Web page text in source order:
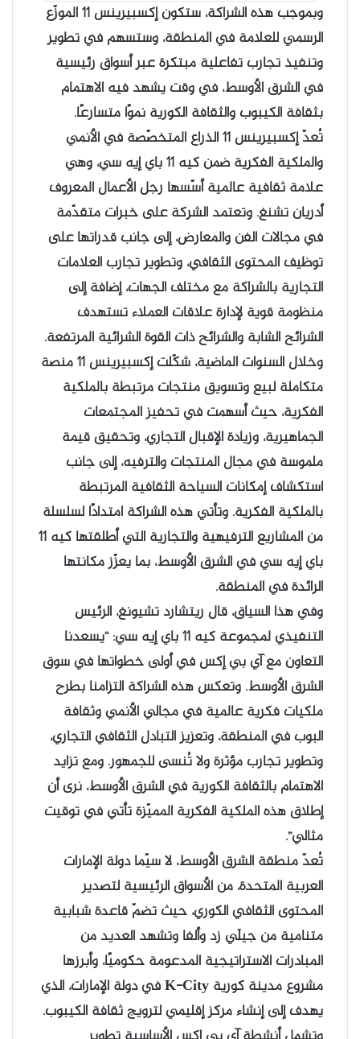
وبموجب هذه الشراكة، ستكون إكسبيرينس 11 الموزّع
الرسمي للعلامة في المنطقة، وستسهم في تطوير
وتنفيذ تجارب تفاعلية مبتكرة عبر أسواق رئيسية
في الشرق الأوسط، في وقت يشهد فيه الاهتمام
بثقافة الكيبوب والثقافة الكورية نموًا متسارعًا.
تُعدّ إكسبيرينس 11 الذراع المتخصّصة في الأنمي
والملكية الفكرية ضمن كيه 11 باي إيه سي، وهي
علامة ثقافية عالمية أسّسها رجل الأعمال المعروف
أدريان تشنغ. وتعتمد الشركة على خبرات متقدّمة
في مجالات الفن والمعارض، إلى جانب قدراتها على
توظيف المحتوى الثقافي، وتطوير تجارب العلامات
التجارية بالشراكة مع مختلف الجهات، إضافة إلى
منظومة قوية لإدارة علاقات العملاء تستهدف
الشرائح الشابة والشرائح ذات القوة الشرائية المرتفعة.
وخلال السنوات الماضية، شكّلت إكسبيرينس 11 منصة
متكاملة لبيع وتسويق منتجات مرتبطة بالملكية
الفكرية، حيث أسهمت في تحفيز المجتمعات
الجماهيرية، وزيادة الإقبال التجاري، وتحقيق قيمة
ملموسة في مجال المنتجات والترفيه، إلى جانب
استكشاف إمكانات السياحة الثقافية المرتبطة
بالملكية الفكرية. وتأتي هذه الشراكة امتدادًا لسلسلة
من المشاريع الترفيهية والتجارية التي أطلقتها كيه 11
باي إيه سي في الشرق الأوسط، بما يعزّز مكانتها
الرائدة في المنطقة.
وفي هذا السياق، قال ريتشارد تشيونغ، الرئيس
التنفيذي لمجموعة كيه 11 باي إيه سي: “يسعدنا
التعاون مع آي بي إكس في أولى خطواتها في سوق
الشرق الأوسط. وتعكس هذه الشراكة التزامنا بطرح
ملكيات فكرية عالمية في مجالي الأنمي وثقافة
البوب في المنطقة، وتعزيز التبادل الثقافي التجاري،
وتطوير تجارب مؤثرة ولا تُنسى للجمهور. ومع تزايد
الاهتمام بالثقافة الكورية في الشرق الأوسط، نرى أن
إطلاق هذه الملكية الفكرية المميّزة تأتي في توقيت
مثالي”.
تُعدّ منطقة الشرق الأوسط، لا سيّما دولة الإمارات
العربية المتحدة، من الأسواق الرئيسية لتصدير
المحتوى الثقافي الكوري، حيث تضمّ قاعدة شبابية
متنامية من جيلَي زد وألفا وتشهد العديد من
المبادرات الاستراتيجية المدعومة حكوميًا، وأبرزها
مشروع مدينة كورية K-City في دولة الإمارات، الذي
يهدف إلى إنشاء مركز إقليمي لترويج ثقافة الكيبوب.